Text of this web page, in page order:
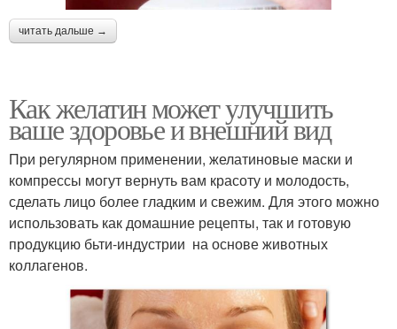
читать дальше →
Как желатин может улучшить
ваше здоровье и внешний вид
При регулярном применении, желатиновые маски и
компрессы могут вернуть вам красоту и молодость,
сделать лицо более гладким и свежим. Для этого можно
использовать как домашние рецепты, так и готовую
продукцию бьти-индустрии на основе животных
коллагенов.